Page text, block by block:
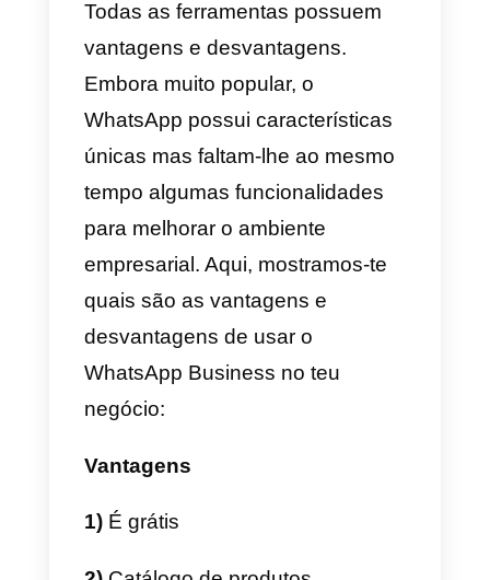
e atendimento, para além de
promover os seus produtos ou
serviços.
Esta aplicação tem ótimas
características como o
de produtos. Contudo, também
possui desvantagens. Embora
possas vender através desta
aplicação, ela não está
também não é pensada para